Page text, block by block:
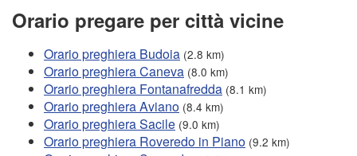
Orario pregare per città vicine
Orario preghiera Budoia (2.8 km)
Orario preghiera Caneva (8.0 km)
Orario preghiera Fontanafredda (8.1 km)
Orario preghiera Aviano (8.4 km)
Orario preghiera Sacile (9.0 km)
Orario preghiera Roveredo in Piano (9.2 km)